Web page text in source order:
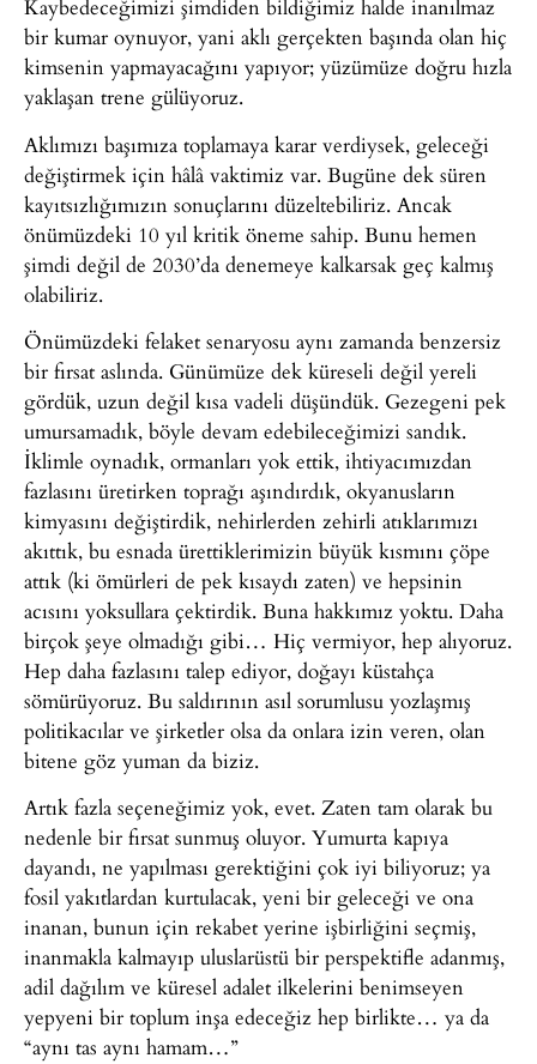
Kaybedeceğimizi şimdiden bildiğimiz halde inanılmaz
bir kumar oynuyor, yani aklı gerçekten başında olan hiç
kimsenin yapmayacağını yapıyor; yüzümüze doğru hızla
yaklaşan trene gülüyoruz.
Aklımızı başımıza toplamaya karar verdiysek, geleceği
değiştirmek için hâlâ vaktimiz var. Bugüne dek süren
kayıtsızlığımızın sonuçlarını düzeltebiliriz. Ancak
önümüzdeki 10 yıl kritik öneme sahip. Bunu hemen
şimdi değil de 2030’da denemeye kalkarsak geç kalmış
olabiliriz.
Önümüzdeki felaket senaryosu aynı zamanda benzersiz
bir fırsat aslında. Günümüze dek küreseli değil yereli
gördük, uzun değil kısa vadeli düşündük. Gezegeni pek
umursamadık, böyle devam edebileceğimizi sandık.
İklimle oynadık, ormanları yok ettik, ihtiyacımızdan
fazlasını üretirken toprağı aşındırdık, okyanusların
kimyasını değiştirdik, nehirlerden zehirli atıklarımızı
akıttık, bu esnada ürettiklerimizin büyük kısmını çöpe
attık (ki ömürleri de pek kısaydı zaten) ve hepsinin
acısını yoksullara çektirdik. Buna hakkımız yoktu. Daha
birçok şeye olmadığı gibi… Hiç vermiyor, hep alıyoruz.
Hep daha fazlasını talep ediyor, doğayı küstahça
sömürüyoruz. Bu saldırının asıl sorumlusu yozlaşmış
politikacılar ve şirketler olsa da onlara izin veren, olan
bitene göz yuman da biziz.
Artık fazla seçeneğimiz yok, evet. Zaten tam olarak bu
nedenle bir fırsat sunmuş oluyor. Yumurta kapıya
dayandı, ne yapılması gerektiğini çok iyi biliyoruz; ya
fosil yakıtlardan kurtulacak, yeni bir geleceği ve ona
inanan, bunun için rekabet yerine işbirliğini seçmiş,
inanmakla kalmayıp uluslarüstü bir perspektifle adanmış,
adil dağılım ve küresel adalet ilkelerini benimseyen
yepyeni bir toplum inşa edeceğiz hep birlikte… ya da
“aynı tas aynı hamam…”